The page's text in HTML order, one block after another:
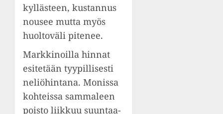
kyllästeen, kustannus
nousee mutta myös
huoltoväli pitenee.
Markkinoilla hinnat
esitetään tyypillisesti
neliöhintana. Monissa
kohteissa sammaleen
poisto liikkuu suuntaa-